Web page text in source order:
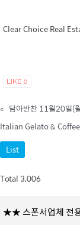
Clear Choice Real
LIKE 0
« 담아반찬 11월20일(
List
Total 3,006
★★ 스폰서업체 전